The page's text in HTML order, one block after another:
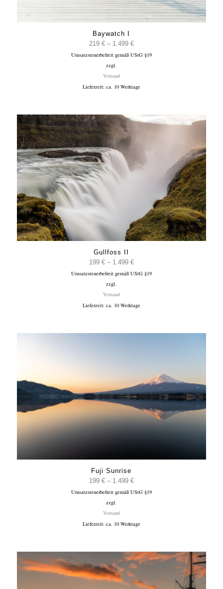
Baywatch I
219 € – 1.499 €Preisspanne:
219 €
Umsatzsteuerbefreit gemäß UStG §19
zzgl.
Versand
Lieferzeit: ca. 10 Werktage
Gullfoss II
199 € – 1.499 €Preisspanne:
199 €
Umsatzsteuerbefreit gemäß UStG §19
zzgl.
Versand
Lieferzeit: ca. 10 Werktage
Fuji Sunrise
199 € – 1.499 €Preisspanne:
199 €
Umsatzsteuerbefreit gemäß UStG §19
zzgl.
Versand
Lieferzeit: ca. 10 Werktage